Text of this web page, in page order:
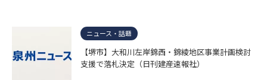
ニュース・話題
【堺市】大和川左岸錦西・錦綾地区事業計画検討
支援で落札決定（日刊建産速報社）